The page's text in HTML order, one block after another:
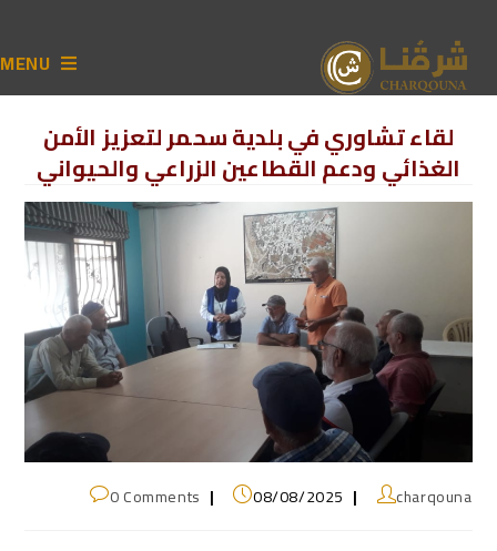
MENU
لقاء تشاوري في بلدية سحمر لتعزيز الأمن
الغذائي ودعم القطاعين الزراعي والحيواني
charqouna
08/08/2025
0 Comments